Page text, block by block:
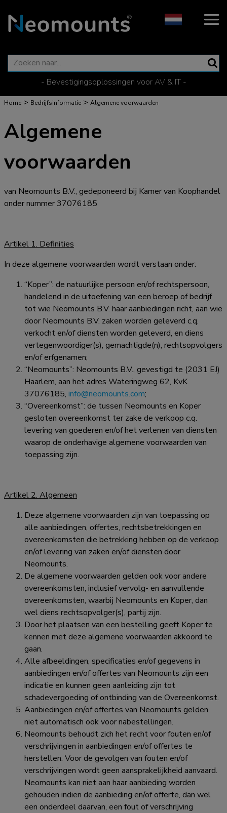
- Bevestigingsoplossingen voor AV & IT -
Home > Bedrijfsinformatie > Algemene voorwaarden
Algemene
voorwaarden
van Neomounts B.V., gedeponeerd bij Kamer van Koophandel
onder nummer 37076185
Artikel 1. Definities
In deze algemene voorwaarden wordt verstaan onder:
“Koper”: de natuurlijke persoon en/of rechtspersoon,
handelend in de uitoefening van een beroep of bedrijf
tot wie Neomounts B.V. haar aanbiedingen richt, aan wie
door Neomounts B.V. zaken worden geleverd c.q.
verkocht en/of diensten worden geleverd, en diens
vertegenwoordiger(s), gemachtigde(n), rechtsopvolgers
en/of erfgenamen;
“Neomounts”: Neomounts B.V., gevestigd te (2031 EJ)
Haarlem, aan het adres Wateringweg 62, KvK
37076185, info@neomounts.com;
“Overeenkomst”: de tussen Neomounts en Koper
gesloten overeenkomst ter zake de verkoop c.q.
levering van goederen en/of het verlenen van diensten
waarop de onderhavige algemene voorwaarden van
toepassing zijn.
Artikel 2. Algemeen
Deze algemene voorwaarden zijn van toepassing op
alle aanbiedingen, offertes, rechtsbetrekkingen en
overeenkomsten die betrekking hebben op de verkoop
en/of levering van zaken en/of diensten door
Neomounts.
De algemene voorwaarden gelden ook voor andere
overeenkomsten, inclusief vervolg- en aanvullende
overeenkomsten, waarbij Neomounts en Koper, dan
wel diens rechtsopvolger(s), partij zijn.
Door het plaatsen van een bestelling geeft Koper te
kennen met deze algemene voorwaarden akkoord te
gaan.
Alle afbeeldingen, specificaties en/of gegevens in
aanbiedingen en/of offertes van Neomounts zijn een
indicatie en kunnen geen aanleiding zijn tot
schadevergoeding of ontbinding van de Overeenkomst.
Aanbiedingen en/of offertes van Neomounts gelden
niet automatisch ook voor nabestellingen.
Neomounts behoudt zich het recht voor fouten en/of
verschrijvingen in aanbiedingen en/of offertes te
herstellen. Voor de gevolgen van fouten en/of
verschrijvingen wordt geen aansprakelijkheid aanvaard.
Neomounts kan niet aan haar aanbieding worden
gehouden indien de aanbieding en/of offerte, dan wel
een onderdeel daarvan, een fout of verschrijving